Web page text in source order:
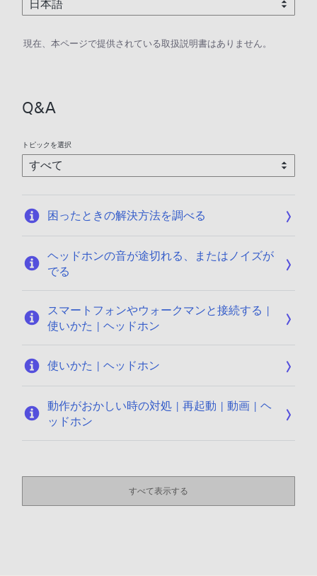
現在、本ページで提供されている取扱説明書はありません。
Q&A
トピックを選択
困ったときの解決方法を調べる
ヘッドホンの音が途切れる、またはノイズが
でる
スマートフォンやウォークマンと接続する |
使いかた | ヘッドホン
使いかた | ヘッドホン
動作がおかしい時の対処 | 再起動 | 動画 | ヘ
ッドホン
すべて表示する